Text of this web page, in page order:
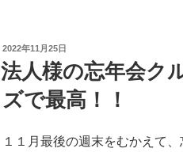
投
稿
日:
2022年11月25日
法人様の忘年会ク
ズで最高！！
１１月最後の週末をむかえて